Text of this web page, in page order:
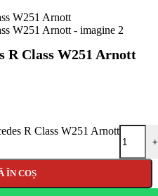
R Class W251 Arnott
R Class W251 Arnott
+
ÎN COȘ